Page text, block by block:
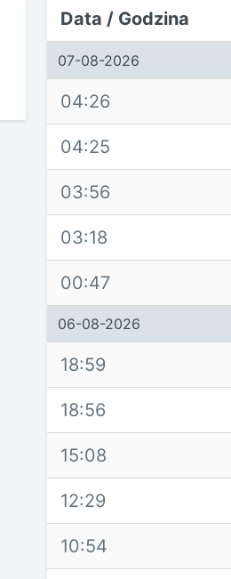
Data / Godzina
07-08-2026
04:26
04:25
03:56
03:18
00:47
06-08-2026
18:59
18:56
15:08
12:29
10:54